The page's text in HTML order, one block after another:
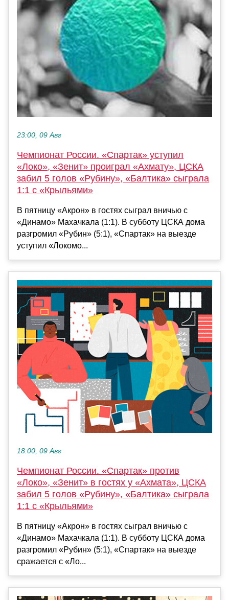
23:00, 09 Авг
Чемпионат России. «Спартак» уступил
«Локо», «Зенит» проиграл «Ахмату», ЦСКА
забил 5 голов «Рубину», «Балтика» сыграла
1:1 с «Крыльями»
В пятницу «Акрон» в гостях сыграл вничью с
«Динамо» Махачкала (1:1). В субботу ЦСКА дома
разгромил «Рубин» (5:1), «Спартак» на выезде
уступил «Локомо...
18:00, 09 Авг
Чемпионат России. «Спартак» против
«Локо», «Зенит» в гостях у «Ахмата», ЦСКА
забил 5 голов «Рубину», «Балтика» сыграла
1:1 с «Крыльями»
В пятницу «Акрон» в гостях сыграл вничью с
«Динамо» Махачкала (1:1). В субботу ЦСКА дома
разгромил «Рубин» (5:1), «Спартак» на выезде
сражается с «Ло...